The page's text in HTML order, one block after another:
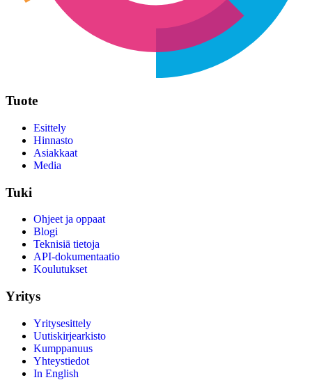
Tuote
Esittely
Hinnasto
Asiakkaat
Media
Tuki
Ohjeet ja oppaat
Blogi
Teknisiä tietoja
API-dokumentaatio
Koulutukset
Yritys
Yritysesittely
Uutiskirjearkisto
Kumppanuus
Yhteystiedot
In English